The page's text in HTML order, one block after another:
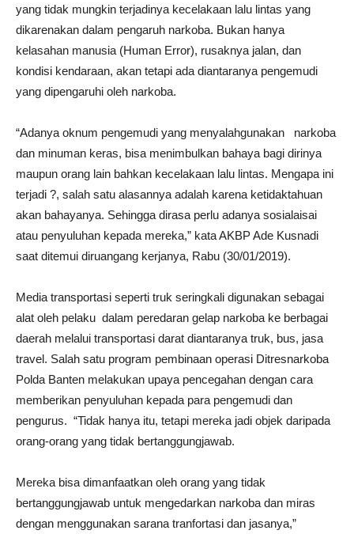
yang tidak mungkin terjadinya kecelakaan lalu lintas yang
dikarenakan dalam pengaruh narkoba. Bukan hanya
kelasahan manusia (Human Error), rusaknya jalan, dan
kondisi kendaraan, akan tetapi ada diantaranya pengemudi
yang dipengaruhi oleh narkoba.
“Adanya oknum pengemudi yang menyalahgunakan narkoba
dan minuman keras, bisa menimbulkan bahaya bagi dirinya
maupun orang lain bahkan kecelakaan lalu lintas. Mengapa ini
terjadi ?, salah satu alasannya adalah karena ketidaktahuan
akan bahayanya. Sehingga dirasa perlu adanya sosialaisai
atau penyuluhan kepada mereka,” kata AKBP Ade Kusnadi
saat ditemui diruangang kerjanya, Rabu (30/01/2019).
Media transportasi seperti truk seringkali digunakan sebagai
alat oleh pelaku dalam peredaran gelap narkoba ke berbagai
daerah melalui transportasi darat diantaranya truk, bus, jasa
travel. Salah satu program pembinaan operasi Ditresnarkoba
Polda Banten melakukan upaya pencegahan dengan cara
memberikan penyuluhan kepada para pengemudi dan
pengurus. “Tidak hanya itu, tetapi mereka jadi objek daripada
orang-orang yang tidak bertanggungjawab.
Mereka bisa dimanfaatkan oleh orang yang tidak
bertanggungjawab untuk mengedarkan narkoba dan miras
dengan menggunakan sarana tranfortasi dan jasanya,”